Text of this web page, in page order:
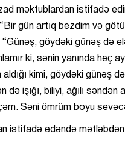
məktublardan istifadə
gün artıq bezdim və
“Günəş, göydəki günəş də
ki, sənin yanında heç
aldığı kimi, göydəki günəş
də işığı, biliyi, ağılı səndən
Səni ömrüm boyu
edəndə mətləbdən